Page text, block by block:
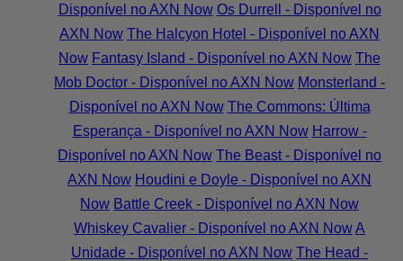
Disponível no AXN Now Os Durrell - Disponível no
AXN Now The Halcyon Hotel - Disponível no AXN
Now Fantasy Island - Disponível no AXN Now The
Mob Doctor - Disponível no AXN Now Monsterland -
Disponível no AXN Now The Commons: Última
Esperança - Disponível no AXN Now Harrow -
Disponível no AXN Now The Beast - Disponível no
AXN Now Houdini e Doyle - Disponível no AXN
Now Battle Creek - Disponível no AXN Now
Whiskey Cavalier - Disponível no AXN NowA
Unidade - Disponível no AXN Now The Head -